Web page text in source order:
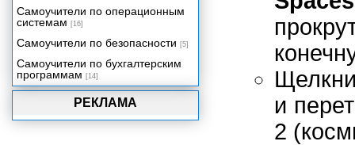
и
2
РЕКЛАМА
Самоучители по операционным
системам [16]
Самоучители по безопасности [5]
Самоучители по бухгалтерским
программам [14]